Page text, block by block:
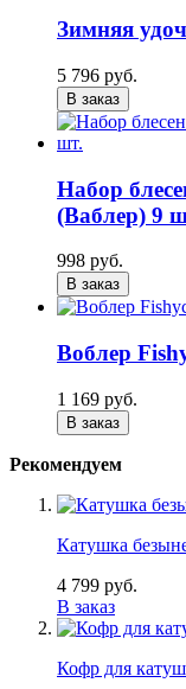
Зимняя
5 796 руб.
В заказ
Набор
(Ваблер) 9
998 руб.
В заказ
Воблер
1 169 руб.
В заказ
Рекомендуем
Катушка
4 799 руб.
В заказ
Кофр для